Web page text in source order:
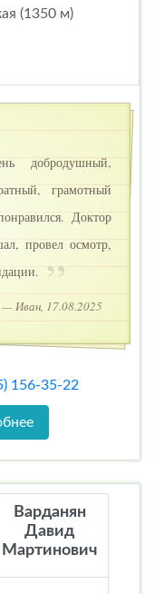
(1350 м)
добродушный,
грамотный
Доктор
провел осмотр,
— Иван, 17.08.2025
156-35-22
Варданян
Давид
Мартинович